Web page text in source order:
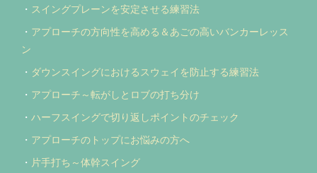
・ スイングプレーンを安定させる練習法
・ アプローチの方向性を高める＆あごの高いバンカーレッス
ン
・ ダウンスイングにおけるスウェイを防止する練習法
・ アプローチ～転がしとロブの打ち分け
・ ハーフスイングで切り返しポイントのチェック
・ アプローチのトップにお悩みの方へ
・ 片手打ち～体幹スイング